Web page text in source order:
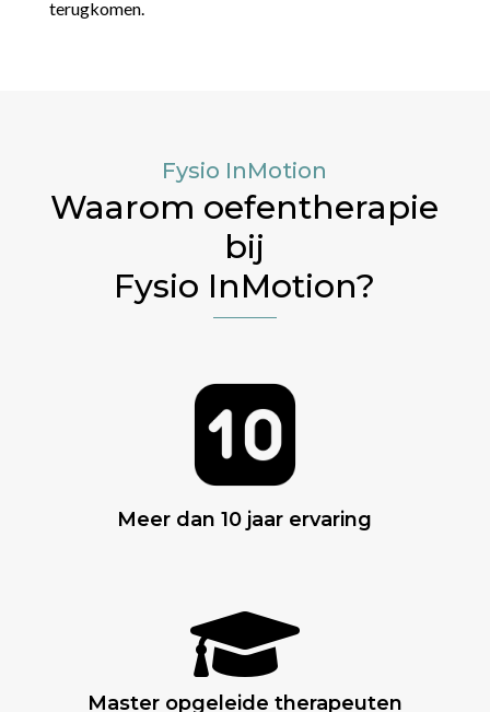
terugkomen.
Fysio InMotion
Waarom oefentherapie
bij
Fysio InMotion?
Meer dan 10 jaar ervaring

Master opgeleide therapeuten